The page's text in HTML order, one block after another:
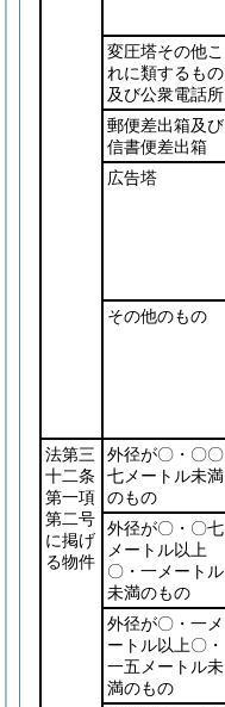
変圧塔その他こ
れに類するもの
及び公衆電話所
郵便差出箱及び
信書便差出箱
広告塔
その他のもの
法第三
十二条
第一項
第二号
に掲げ
る物件
外径が〇・〇〇
七メートル未満
のもの
外径が〇・〇七
メートル以上
〇・一メートル
未満のもの
外径が〇・一メ
ートル以上〇・
一五メートル未
満のもの